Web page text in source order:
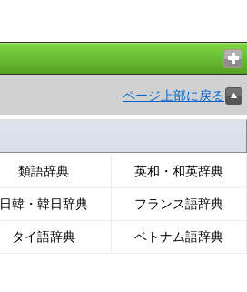
ページ上部に戻る
類語辞典 英和・和英辞典
日韓・韓日辞典 フランス語辞典
タイ語辞典 ベトナム語辞典